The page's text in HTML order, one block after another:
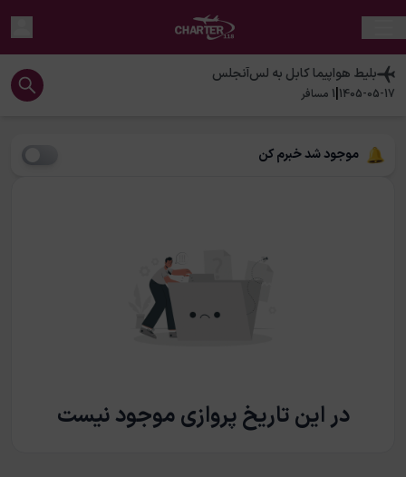
بلیط هواپیماکابل به لس‌آنجلس
1405-05-17
|
1 مسافر
موجود شد خبرم کن
در این تاریخ پروازی موجود نیست